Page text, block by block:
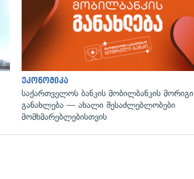
ეკონომიკა
საქართველოს ბანკის მობილბანკის მორიგი
განახლება — ახალი შესაძლებლობები
მომხმარებლებისთვის